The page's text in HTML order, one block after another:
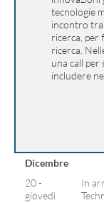
tecnologie
incontro tra
ricerca, per
ricerca.
una call per
includere
Dicembre
20 -
giovedì
In